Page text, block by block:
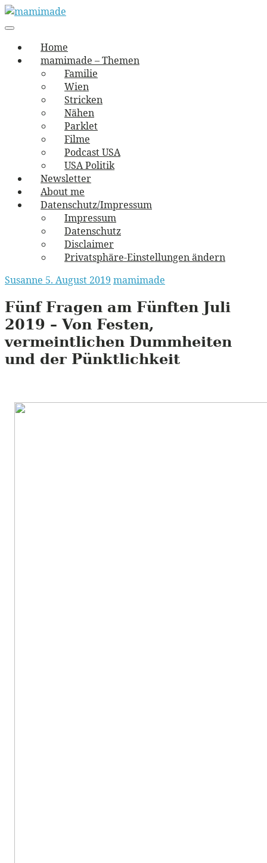
Skip
to
mamimade
vernäht und zugetextet
navigation
Menu
Home
mamimade – Themen
Familie
Wien
Stricken
Nähen
Parklet
Filme
Podcast USA
USA Politik
Newsletter
About me
Datenschutz/Impressum
Impressum
Datenschutz
Disclaimer
Privatsphäre-Einstellungen ändern
Susanne 5. August 2019 mamimade
Fünf Fragen am Fünften Juli
2019 – Von Festen,
vermeintlichen Dummheiten
und der Pünktlichkeit